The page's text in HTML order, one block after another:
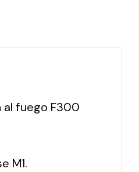
al fuego F300
M1.